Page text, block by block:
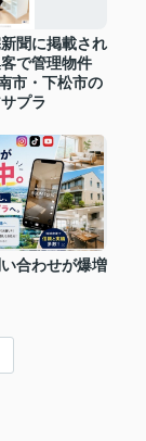
聞に掲載され
で管理物件
市・下松市の
プラ
合わせが爆増